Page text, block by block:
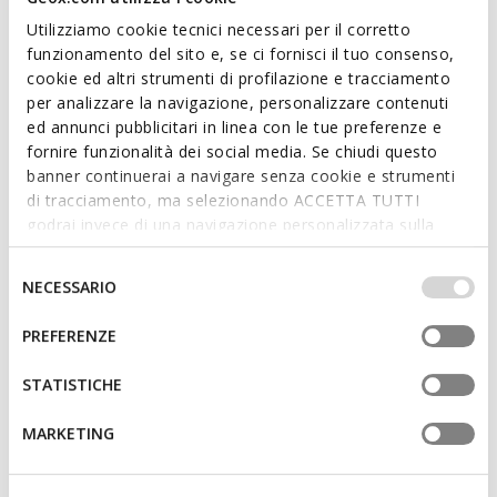
Utilizziamo cookie tecnici necessari per il corretto
funzionamento del sito e, se ci fornisci il tuo consenso,
cookie ed altri strumenti di profilazione e tracciamento
per analizzare la navigazione, personalizzare contenuti
ed annunci pubblicitari in linea con le tue preferenze e
fornire funzionalità dei social media. Se chiudi questo
banner continuerai a navigare senza cookie e strumenti
di tracciamento, ma selezionando ACCETTA TUTTI
godrai invece di una navigazione personalizzata sulla
base dei tuoi gusti ed interessi. Selezionando
IMPOSTAZIONI potrai anche scegliere quali cookies ed
altri strumenti di tracciamento autorizzare. Per maggiori
informazioni o per modificare in qualsiasi momento le
tue impostazioni, visita la nostra
consenso
NECESSARIO
PREFERENZE
STATISTICHE
MARKETING
SOSTENIBILE
XAND 3 DONNA
Mocassini in pelle
€70,74
2 COLORI
Price reduced from
€119,90
to
Prezzo di listino
-41%
€71,94 Prezzo precedente -2%
ANNYTAH MOC DONNA
Mocassini in pelle
€53,85
4 COLORI
Price reduced from
€109,90
to
Prezzo di listino
-51%
€54,95 Prezzo precedente -2%